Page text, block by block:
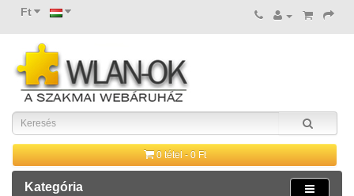
Ft
0 tétel - 0 Ft
Kategória